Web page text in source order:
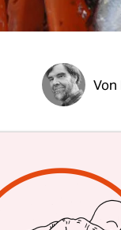
Von
und
mit dem